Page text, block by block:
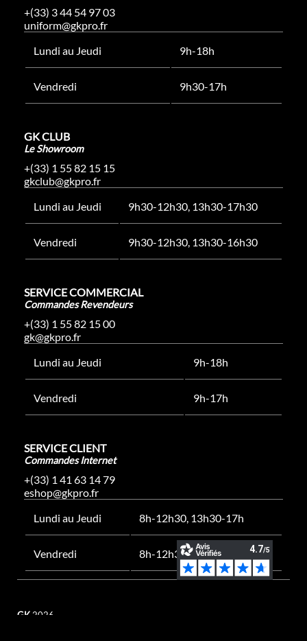
+(33) 3 44 54 97 03
uniform@gkpro.fr
Lundi au Jeudi
9h-18h
Vendredi 9h30-17h
GK CLUB
Le Showroom
+(33) 1 55 82 15 15
gkclub@gkpro.fr
Lundi au Jeudi
9h30-12h30, 13h30-17h30
Vendredi 9h30-12h30, 13h30-16h30
SERVICE COMMERCIAL
Commandes Revendeurs
+(33) 1 55 82 15 00
gk@gkpro.fr
Lundi au Jeudi
9h-18h
Vendredi 9h-17h
SERVICE CLIENT
Commandes Internet
+(33) 1 41 63 14 79
eshop@gkpro.fr
Lundi au Jeudi
8h-12h30, 13h30-17h
Vendredi 8h-12h30, 13h30-16h
GK 2026